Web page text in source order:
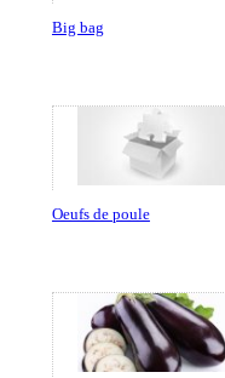
Big bag
Oeufs de poule